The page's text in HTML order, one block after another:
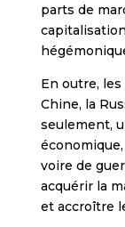
parts de
En outre,
Chine, la
seulement,
voire de
acquérir la
et accroître